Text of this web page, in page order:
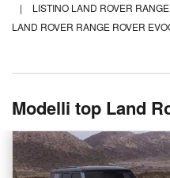
|
LISTINO LAND ROVER
LAND ROVER RANGE ROVER
Modelli top Land